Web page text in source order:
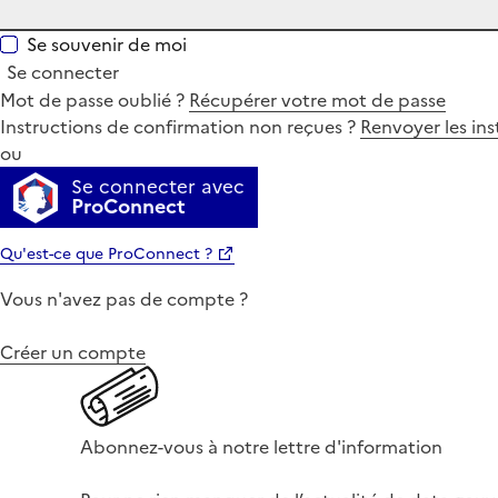
Se souvenir de moi
Se connecter
Mot de passe oublié ? Récupérer votre mot de passe
Instructions de confirmation non reçues ? Renvoyer les
ou
Se connecter avec
ProConnect
Qu'est-ce que ProConnect ?
Vous n'avez pas de compte ?
Créer un compte
Abonnez-vous à notre lettre d'information